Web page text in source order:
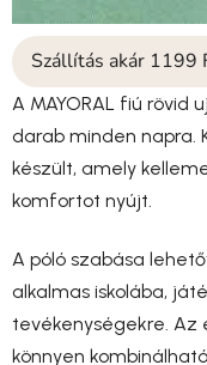
Szállítás akár 1199
A MAYORAL fiú rövid
darab minden napra.
készült, amely
komfortot nyújt.
A póló szabása
alkalmas iskolába,
tevékenységekre. Az
könnyen